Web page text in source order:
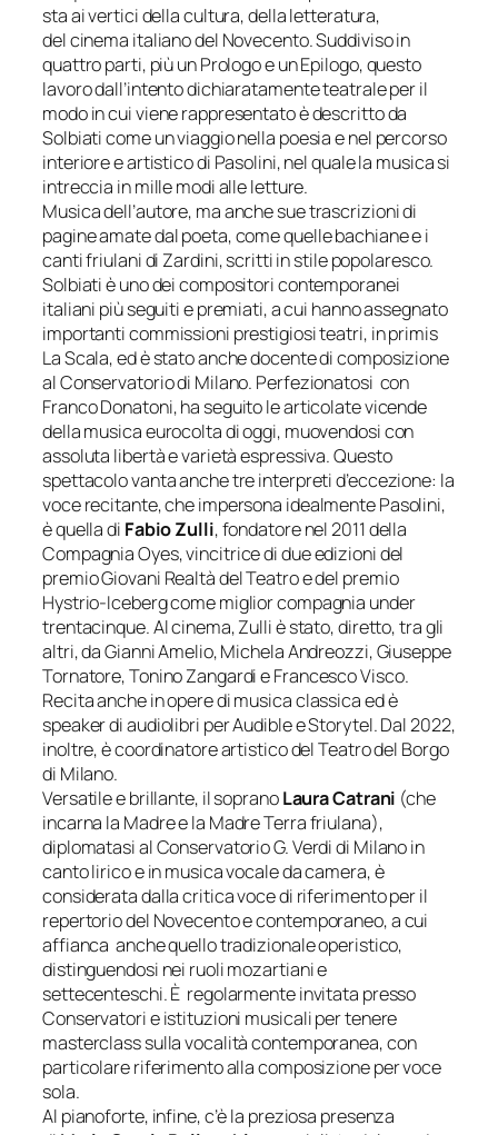
sta ai vertici della cultura, della letteratura,
del cinema italiano del Novecento. Suddiviso in
quattro parti, più un Prologo e un Epilogo, questo
lavoro dall’intento dichiaratamente teatrale per il
modo in cui viene rappresentato è descritto da
Solbiati come un viaggio nella poesia e nel percorso
interiore e artistico di Pasolini, nel quale la musica si
intreccia in mille modi alle letture.
Musica dell’autore, ma anche sue trascrizioni di
pagine amate dal poeta, come quelle bachiane e i
canti friulani di Zardini, scritti in stile popolaresco.
Solbiati è uno dei compositori contemporanei
italiani più seguiti e premiati, a cui hanno assegnato
importanti commissioni prestigiosi teatri, in primis
La Scala, ed è stato anche docente di composizione
al Conservatorio di Milano. Perfezionatosi con
Franco Donatoni, ha seguito le articolate vicende
della musica eurocolta di oggi, muovendosi con
assoluta libertà e varietà espressiva. Questo
spettacolo vanta anche tre interpreti d’eccezione: la
voce recitante, che impersona idealmente Pasolini,
è quella di Fabio Zulli, fondatore nel 2011 della
Compagnia Oyes, vincitrice di due edizioni del
premio Giovani Realtà del Teatro e del premio
Hystrio-Iceberg come miglior compagnia under
trentacinque. Al cinema, Zulli è stato, diretto, tra gli
altri, da Gianni Amelio, Michela Andreozzi, Giuseppe
Tornatore, Tonino Zangardi e Francesco Visco.
Recita anche in opere di musica classica ed è
speaker di audiolibri per Audible e Storytel. Dal 2022,
inoltre, è coordinatore artistico del Teatro del Borgo
di Milano.
Versatile e brillante, il sopranoLaura Catrani (che
incarna la Madre e la Madre Terra friulana),
diplomatasi al Conservatorio G. Verdi di Milano in
canto lirico e in musica vocale da camera, è
considerata dalla critica voce di riferimento per il
repertorio del Novecento e contemporaneo, a cui
affianca anche quello tradizionale operistico,
distinguendosi nei ruoli mozartiani e
settecenteschi. È regolarmente invitata presso
Conservatori e istituzioni musicali per tenere
masterclass sulla vocalità contemporanea, con
particolare riferimento alla composizione per voce
sola.
Al pianoforte, infine, c’è la preziosa presenza